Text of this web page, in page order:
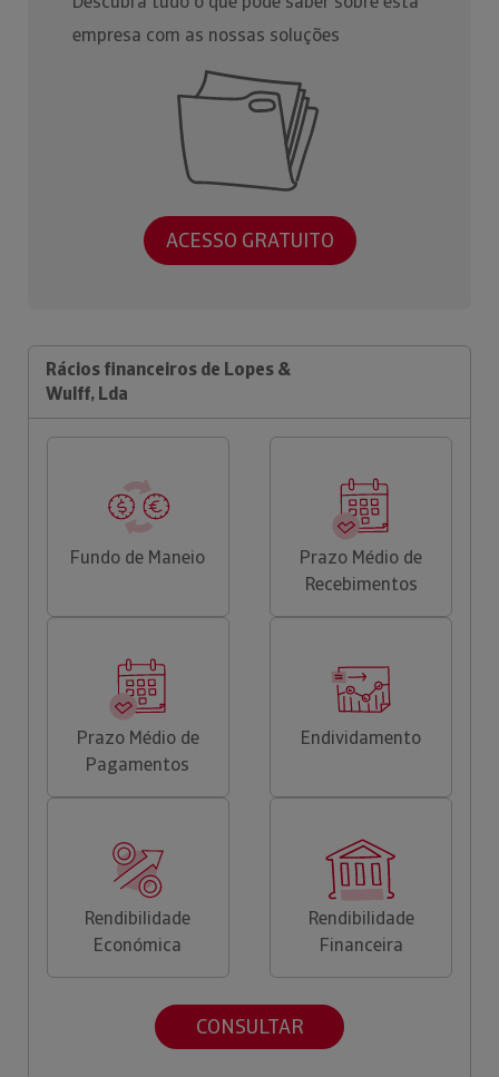
empresa com as nossas soluções
ACESSO GRATUITO
Rácios financeiros de Lopes &
Wulff, Lda
Fundo de Maneio
Prazo Médio de
Recebimentos
Prazo Médio de
Pagamentos
Endividamento
Rendibilidade
Económica
Rendibilidade
Financeira
CONSULTAR